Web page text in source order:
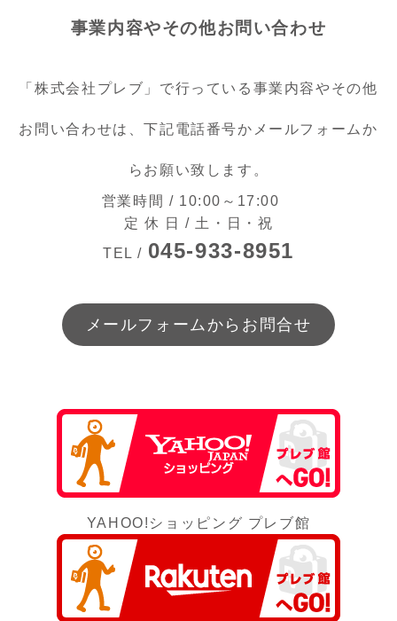
e
b
o
o
k
n
a
l
事業内容やその他お問い合わせ
「株式会社プレブ」で行っている事業内容やその他
お問い合わせは、下記電話番号かメールフォームか
らお願い致します。
営業時間 / 10:00～17:00
定 休 日 / 土・日・祝
TEL / 045-933-8951
メールフォームからお問合せ
YAHOO!ショッピング プレブ館